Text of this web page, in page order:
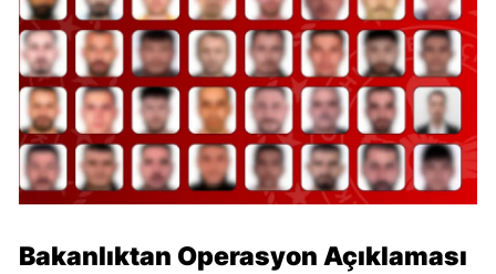
Bakanlıktan Operasyon Açıklaması